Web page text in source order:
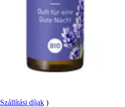
Szállítási díjak )